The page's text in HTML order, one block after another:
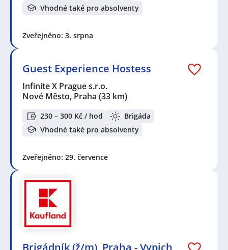
Vhodné také pro absolventy
Zveřejněno: 3. srpna
Guest Experience Hostess
Infinite X Prague s.r.o.
Nové Město, Praha (33 km)
230 – 300 Kč / hod
Brigáda
Vhodné také pro absolventy
Zveřejněno: 29. července